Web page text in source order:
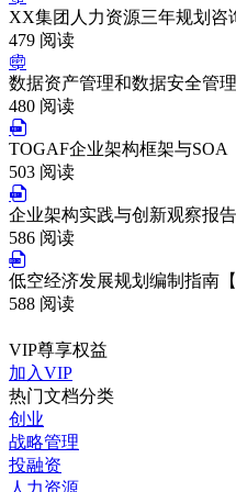
XX集团人力资源三年规划咨
479 阅读
数据资产管理和数据安全管
480 阅读
TOGAF企业架构框架与SOA
503 阅读
企业架构实践与创新观察报告
586 阅读
低空经济发展规划编制指南【
588 阅读
VIP尊享权益
加入VIP
热门文档分类
创业
战略管理
投融资
人力资源